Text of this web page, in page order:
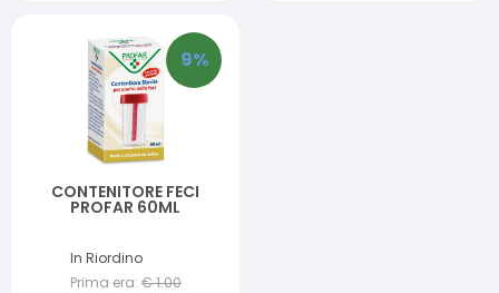
9%
CONTENITORE FECI
PROFAR 60ML
In Riordino
Prima era: €1.00